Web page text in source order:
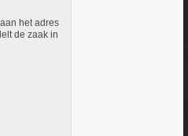
het adres
de zaak in